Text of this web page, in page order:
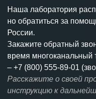
Наша лаборатория
но обратиться за
России.
Закажите обратный
время многоканальный
– +7 (800) 555-89-01
Расскажите о своей
инструкцию к